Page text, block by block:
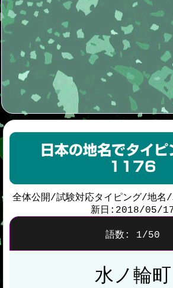
日本の地名でタイピ
1176
全体公開/試験対応タイピング/地
新日:2018/05/
語数: 1/50
水ノ輪町